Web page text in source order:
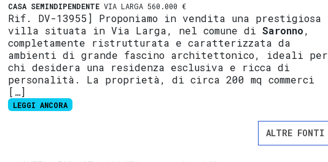
CASA SEMINDIPENDENTE VIA LARGA 560.000 €
Rif. DV-13955] Proponiamo in vendita una prestigiosa
villa situata in Via Larga, nel comune diSaronno,
completamente ristrutturata e caratterizzata da
ambienti di grande fascino architettonico, ideali per
chi desidera una residenza esclusiva e ricca di
personalità. La proprietà, di circa 200 mq commerci
[…]
LEGGI ANCORA
ALTRE FONTI